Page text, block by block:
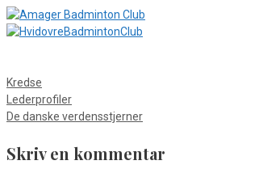
Kategorier
Kredse
Lederprofiler
De danske verdensstjerner
Skriv en kommentar